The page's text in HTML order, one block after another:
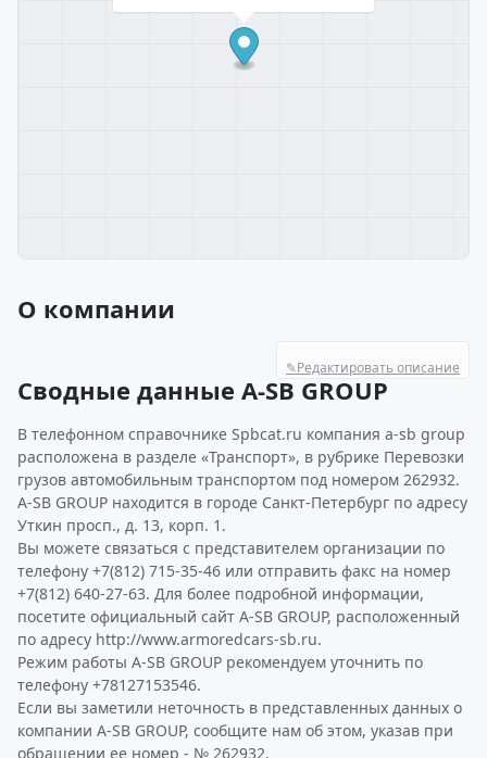
О компании
✎Редактировать описание
Сводные данные A-SB GROUP
В телефонном справочнике Spbcat.ru компания a-sb group
расположена в разделе «Транспорт», в рубрике Перевозки
грузов автомобильным транспортом под номером 262932.
A-SB GROUP находится в городе Санкт-Петербург по адресу
Уткин просп., д. 13, корп. 1.
Вы можете связаться с представителем организации по
телефону +7(812) 715-35-46 или отправить факс на номер
+7(812) 640-27-63. Для более подробной информации,
посетите официальный сайт A-SB GROUP, расположенный
по адресу http://www.armoredcars-sb.ru.
Режим работы A-SB GROUP рекомендуем уточнить по
телефону +78127153546.
Если вы заметили неточность в представленных данных о
компании A-SB GROUP, сообщите нам об этом, указав при
обращении ее номер - № 262932.